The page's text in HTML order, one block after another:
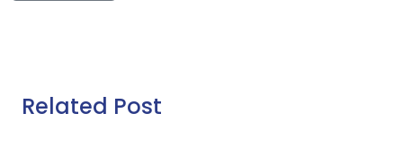
Related Post